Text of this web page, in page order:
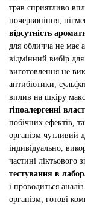
трав сприятливо
почервоніння,
відсутність
для обличча не має
відмінний вибір
виготовлення не
антибіотики,
вплив на шкіру
гіпоалергенні
побічних ефектів,
організм чутливий
індивідуально,
частині ліктьового
тестування в
і проводиться
організм, готові